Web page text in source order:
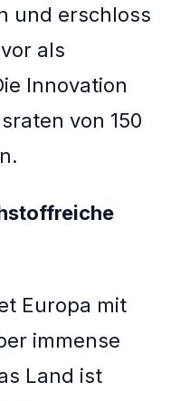
und erschloss
als
Innovation
von 150
Europa mit
immense
Land ist